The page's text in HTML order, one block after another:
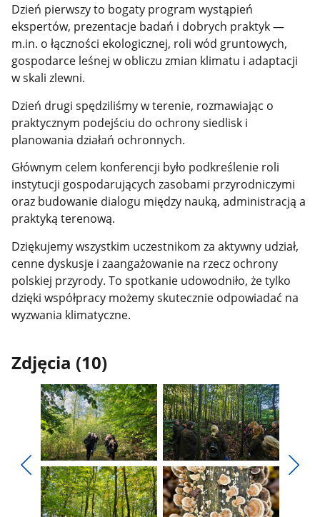
Dzień pierwszy to bogaty program wystąpień
ekspertów, prezentacje badań i dobrych praktyk —
m.in. o łączności ekologicznej, roli wód gruntowych,
gospodarce leśnej w obliczu zmian klimatu i adaptacji
w skali zlewni.
Dzień drugi spędziliśmy w terenie, rozmawiając o
praktycznym podejściu do ochrony siedlisk i
planowania działań ochronnych.
Głównym celem konferencji było podkreślenie roli
instytucji gospodarujących zasobami przyrodniczymi
oraz budowanie dialogu między nauką, administracją a
praktyką terenową.
Dziękujemy wszystkim uczestnikom za aktywny udział,
cenne dyskusje i zaangażowanie na rzecz ochrony
polskiej przyrody. To spotkanie udowodniło, że tylko
dzięki współpracy możemy skutecznie odpowiadać na
wyzwania klimatyczne.
Zdjęcia (10)
Pokaż
poprzednie
Pokaż
zdjęcie
1
Pokaż
zdjęcie
2